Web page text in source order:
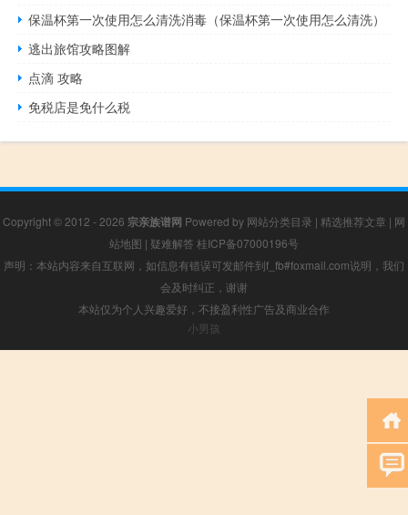
保温杯第一次使用怎么清洗消毒（保温杯第一次使用怎么清洗）
逃出旅馆攻略图解
点滴 攻略
免税店是免什么税
Copyright © 2012 - 2026 宗亲族谱网 Powered by 网站分类目录 | 精选推荐文章 | 网
站地图 | 疑难解答 桂ICP备07000196号
声明：本站内容来自互联网，如信息有错误可发邮件到f_fb#foxmail.com说明，我们
会及时纠正，谢谢
本站仅为个人兴趣爱好，不接盈利性广告及商业合作
小男孩